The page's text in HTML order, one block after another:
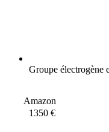
Groupe électrogène
Amazon
1350 €